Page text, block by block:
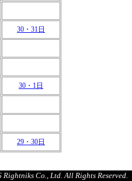
30・31日
30・1日
29・30日
Co., Ltd. All Rights Reserved.